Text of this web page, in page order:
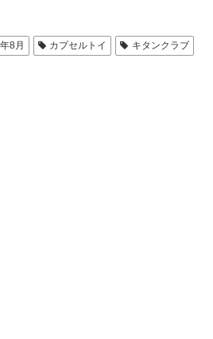
8月 カプセルトイ キタンクラブ